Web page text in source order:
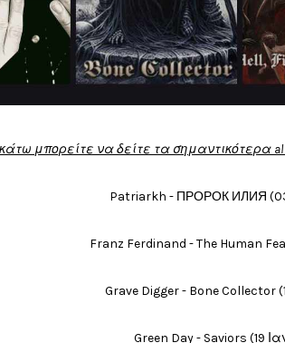
μπορείτε να δείτε τα σημαντικότερα
Patriarkh - ПРОРОК ИЛИЯ
Franz Ferdinand - The Human
Grave Digger - Bone Collector
Green Day - Saviors (19